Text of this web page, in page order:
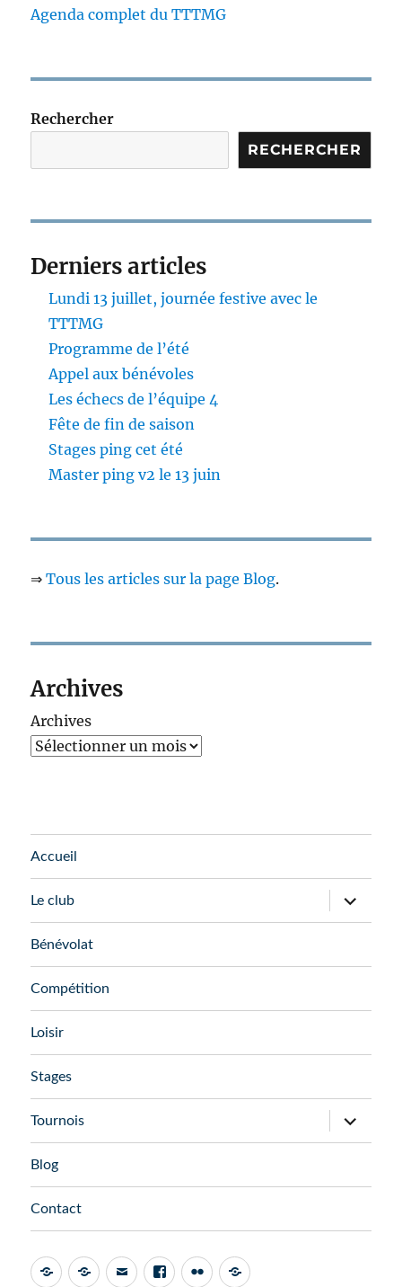
Agenda complet du TTTMG
Rechercher
RECHERCHER
Derniers articles
Lundi 13 juillet, journée festive avec le
TTTMG
Programme de l’été
Appel aux bénévoles
Les échecs de l’équipe 4
Fête de fin de saison
Stages ping cet été
Master ping v2 le 13 juin
⇒Tous les articles sur la page Blog.
Archives
Archives
Accueil
Le club
ouvrir
le
sous-
Bénévolat
Compétition
Loisir
Stages
Tournois
ouvrir
le
sous-
Blog
Contact
AdminAssoConnect
Email Facebook
Flickr FFTT